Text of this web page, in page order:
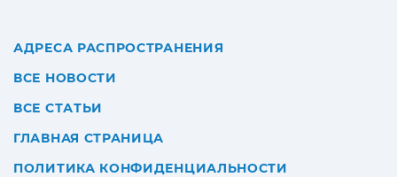
АДРЕСА РАСПРОСТРАНЕНИЯ
ВСЕ НОВОСТИ
ВСЕ СТАТЬИ
ГЛАВНАЯ СТРАНИЦА
ПОЛИТИКА КОНФИДЕНЦИАЛЬНОСТИ